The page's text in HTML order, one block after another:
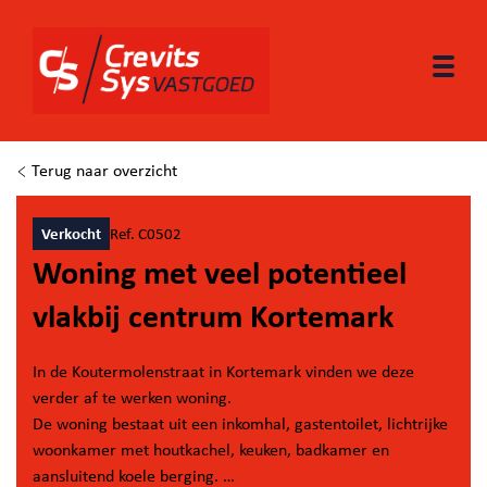
Terug naar overzicht
Verkocht Ref. C0502
Woning met veel potentieel
vlakbij centrum Kortemark
In de Koutermolenstraat in Kortemark vinden we deze
verder af te werken woning.
De woning bestaat uit een inkomhal, gastentoilet, lichtrijke
woonkamer met houtkachel, keuken, badkamer en
aansluitend koele berging.